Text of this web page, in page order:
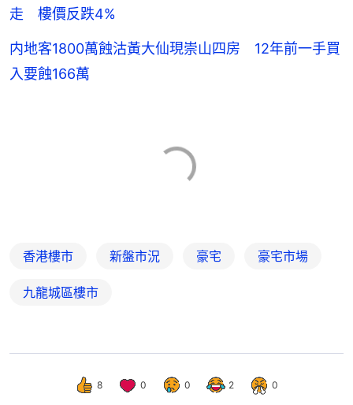
走 樓價反跌4%
内地客1800萬蝕沽黃大仙現崇山四房 12年前一手買
入要蝕166萬
香港樓市 新盤市況 豪宅 豪宅市場
九龍城區樓市
8 0 0 2 0